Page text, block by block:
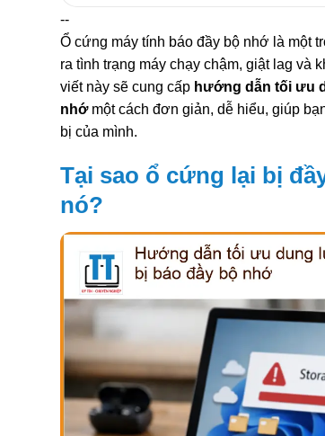
--
Ổ cứng máy tính báo đầy bộ nhớ là một
ra tình trạng máy chạy chậm, giật lag và
viết này sẽ cung cấp hướng dẫn tối ưu
nhớmột cách đơn giản, dễ hiểu, giúp
bị của mình.
Tại sao ổ cứng lại bị
nó?